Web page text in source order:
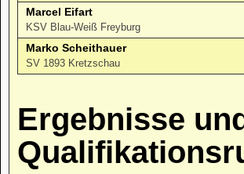
Marcel Eifart
KSV Blau-Weiß Freyburg
Marko Scheithauer
SV 1893 Kretzschau
Ergebnisse